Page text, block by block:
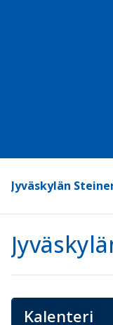
Jyväskylän
Kalenteri